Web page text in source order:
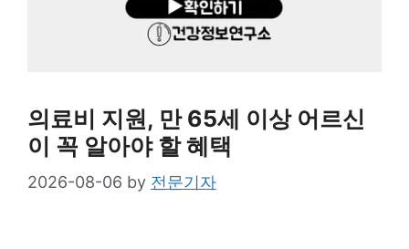
의료비 지원, 만 65세 이상 어르신
이 꼭 알아야 할 혜택
2026-08-06 by 전문기자